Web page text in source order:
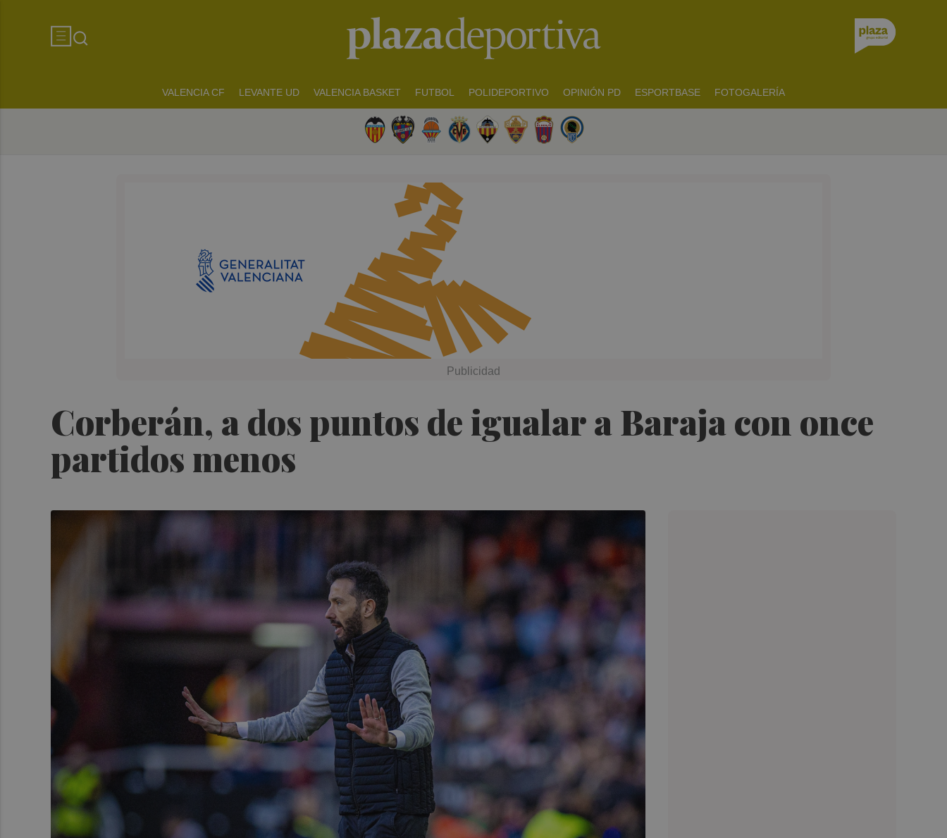
VALENCIA CF LEVANTE UD VALENCIA BASKET FUTBOL POLIDEPORTIVO OPINIÓN PD ESPORTBASE FOTOGALERÍA
Corberán, a dos puntos de igualar a Baraja con once
partidos menos